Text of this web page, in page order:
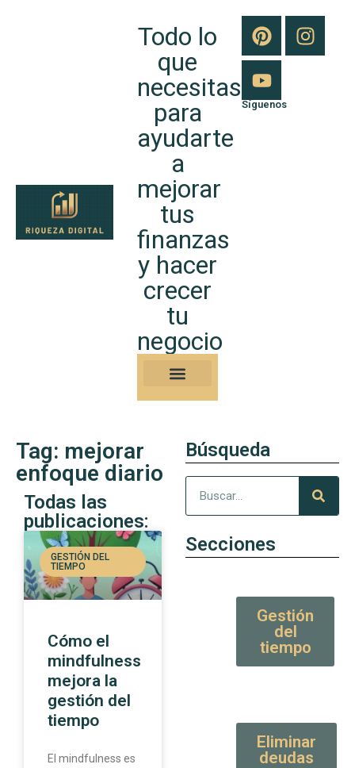
Todo lo
que
necesitas
para
ayudarte
a
mejorar
tus
finanzas
y hacer
crecer
tu
negocio
Síguenos
Tag: mejorar
enfoque diario
Todas las
publicaciones:
GESTIÓN DEL
TIEMPO
Cómo el
mindfulness
mejora la
gestión del
tiempo
El mindfulness es
Búsqueda
Secciones
Gestión
del
tiempo
Eliminar
deudas